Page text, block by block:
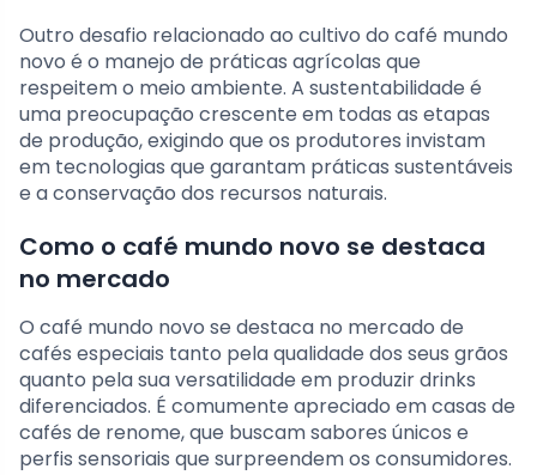
Outro desafio relacionado ao cultivo do café mundo
novo é o manejo de práticas agrícolas que
respeitem o meio ambiente. A sustentabilidade é
uma preocupação crescente em todas as etapas
de produção, exigindo que os produtores invistam
em tecnologias que garantam práticas sustentáveis
e a conservação dos recursos naturais.
Como o café mundo novo se destaca
no mercado
O café mundo novo se destaca no mercado de
cafés especiais tanto pela qualidade dos seus grãos
quanto pela sua versatilidade em produzir drinks
diferenciados. É comumente apreciado em casas de
cafés de renome, que buscam sabores únicos e
perfis sensoriais que surpreendem os consumidores.